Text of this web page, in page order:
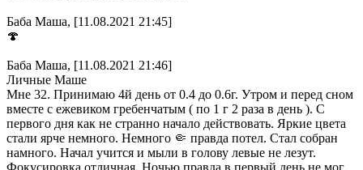
Баба Маша, [11.08.2021 21:45]
🍄
Баба Маша, [11.08.2021 21:46]
Личные Маше
Мне 32. Принимаю 4й день от 0.4 до 0.6г. Утром и перед сном
вместе с ежевиком гребенчатым ( по 1 г 2 раза в день ). С
первого дня как не странно начало действовать. Яркие цвета
стали ярче немного. Немного 🤏 правда потел. Стал собран
намного. Начал учится и мыли в голову левые не лезут.
Фокусировка отличная. Ночью правда в первый день не мог